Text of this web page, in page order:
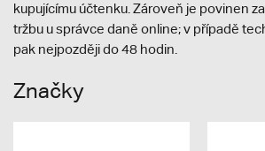
kupujícímu účtenku. Zároveň je povinen
tržbu u správce daně online; v případě
pak nejpozději do 48 hodin.
Značky